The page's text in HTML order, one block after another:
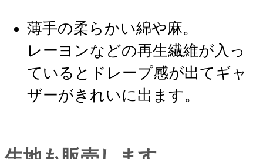
薄手の柔らかい綿や麻。
レーヨンなどの再生繊維が入っ
ているとドレープ感が出てギャ
ザーがきれいに出ます。